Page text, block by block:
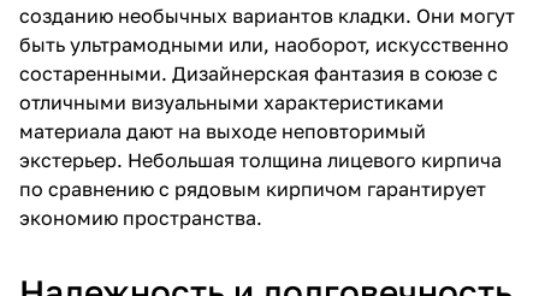
созданию необычных вариантов кладки. Они могут
быть ультрамодными или, наоборот, искусственно
состаренными. Дизайнерская фантазия в союзе с
отличными визуальными характеристиками
материала дают на выходе неповторимый
экстерьер. Небольшая толщина лицевого кирпича
по сравнению с рядовым кирпичом гарантирует
экономию пространства.